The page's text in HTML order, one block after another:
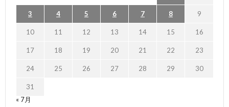
3 4 5 6 7 8 9
10 11 12 13 14 15 16
17 18 19 20 21 22 23
24 25 26 27 28 29 30
31
« 7月